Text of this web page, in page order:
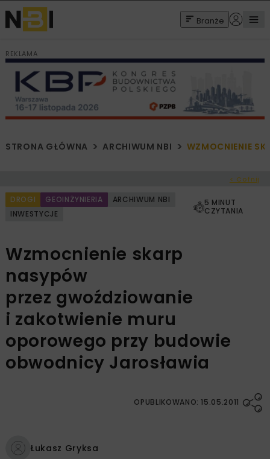
Branże
REKLAMA
STRONA GŁÓWNA ARCHIWUM NBI WZMOCNIENIE
< Cofnij
DROGI GEOINŻYNIERIA
ARCHIWUM NBI
INWESTYCJE
5 MINUT
CZYTANIA
Wzmocnienie skarp
nasypów
przez gwoździowanie
i zakotwienie muru
oporowego przy budowie
obwodnicy Jarosławia
OPUBLIKOWANO: 15.05.2011
Łukasz Gryksa